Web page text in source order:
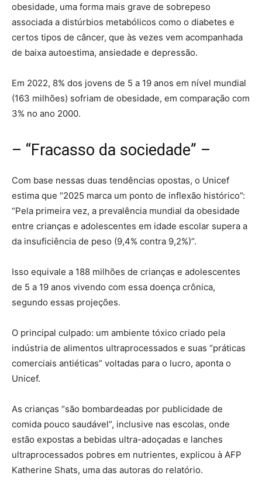
obesidade, uma forma mais grave de sobrepeso
associada a distúrbios metabólicos como o diabetes e
certos tipos de câncer, que às vezes vem acompanhada
de baixa autoestima, ansiedade e depressão.
Em 2022, 8% dos jovens de 5 a 19 anos em nível mundial
(163 milhões) sofriam de obesidade, em comparação com
3% no ano 2000.
– “Fracasso da sociedade” –
Com base nessas duas tendências opostas, o Unicef
estima que “2025 marca um ponto de inflexão histórico”:
“Pela primeira vez, a prevalência mundial da obesidade
entre crianças e adolescentes em idade escolar supera a
da insuficiência de peso (9,4% contra 9,2%)”.
Isso equivale a 188 milhões de crianças e adolescentes
de 5 a 19 anos vivendo com essa doença crônica,
segundo essas projeções.
O principal culpado: um ambiente tóxico criado pela
indústria de alimentos ultraprocessados e suas “práticas
comerciais antiéticas” voltadas para o lucro, aponta o
Unicef.
As crianças “são bombardeadas por publicidade de
comida pouco saudável”, inclusive nas escolas, onde
estão expostas a bebidas ultra-adoçadas e lanches
ultraprocessados pobres em nutrientes, explicou à AFP
Katherine Shats, uma das autoras do relatório.